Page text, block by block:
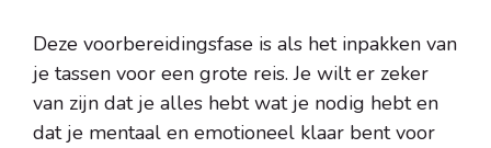
Deze voorbereidingsfase is als het inpakken van
je tassen voor een grote reis. Je wilt er zeker
van zijn dat je alles hebt wat je nodig hebt en
dat je mentaal en emotioneel klaar bent voor